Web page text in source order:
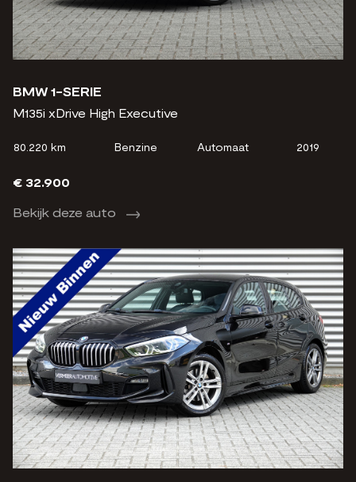
BMW 1-SERIE
M135i xDrive High Executive
80.220 km Benzine Automaat 2019
€ 32.900
Bekijk deze auto